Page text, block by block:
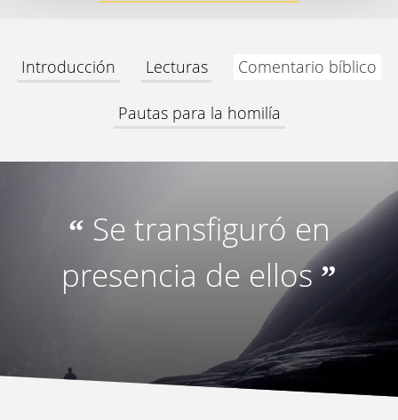
Introducción Lecturas Comentario bíblico
Pautas para la homilía
“ Se transfiguró en
presencia de ellos”